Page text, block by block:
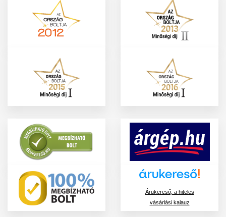
Árukereső, a hiteles
vásárlási kalauz